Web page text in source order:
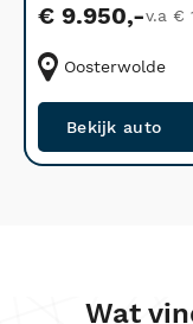
€ 9.950,-
Oosterwolde
Bekijk auto
Wat